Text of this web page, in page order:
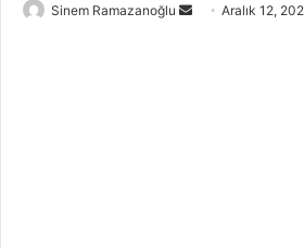
Sinem Ramazanoğlu
Bir
Aralık 12,